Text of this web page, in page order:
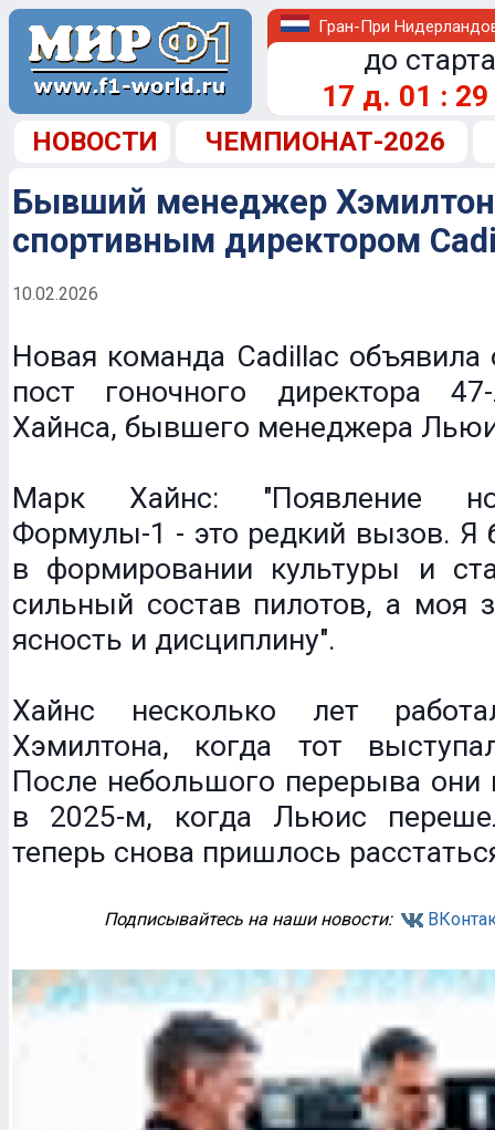
Гран-При
до
17 д. 01 : 29
НОВОСТИ ЧЕМПИОНАТ-2026
Бывший менеджер
спортивным директором
10.02.2026
Новая команда Cadillac объявила
пост гоночного директора
Хайнса, бывшего менеджера
Марк Хайнс: "Появление
Формулы-1 - это редкий вызов. Я
в формировании культуры и
сильный состав пилотов, а моя
ясность и дисциплину".
Хайнс несколько лет
Хэмилтона, когда тот
После небольшого перерыва они
в 2025-м, когда Льюис
теперь снова пришлось
Подписывайтесь на наши новости: